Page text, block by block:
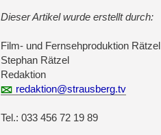
Dieser Artikel wurde erstellt durch:
Film- und Fernsehproduktion Rätzel
Stephan Rätzel
Redaktion
redaktion@strausberg.tv
Tel.: 033 456 72 19 89